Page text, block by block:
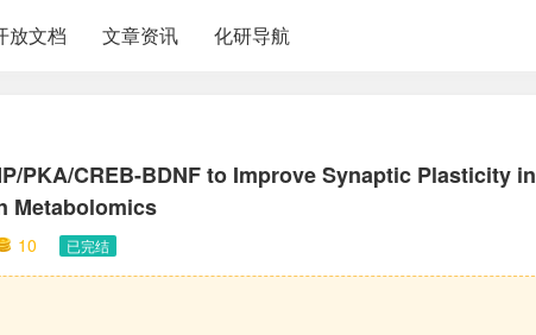
放文档 文章资讯 化研导航
PKA/CREB-BDNF to Improve Synaptic Plasticity in
Metabolomics
10 已完结